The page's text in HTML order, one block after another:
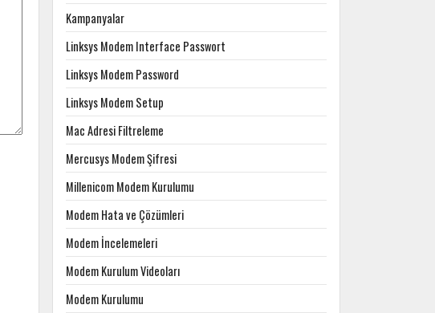
Kampanyalar
Linksys Modem Interface Passwort
Linksys Modem Password
Linksys Modem Setup
Mac Adresi Filtreleme
Mercusys Modem Şifresi
Millenicom Modem Kurulumu
Modem Hata ve Çözümleri
Modem İncelemeleri
Modem Kurulum Videoları
Modem Kurulumu